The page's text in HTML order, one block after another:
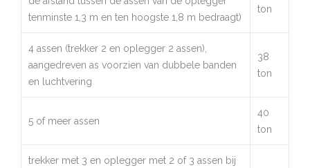
tenminste 1,3 m en ten hoogste 1,8 m bedraagt)
ton
4 assen (trekker 2 en oplegger 2 assen),
aangedreven as voorzien van dubbele banden
en luchtvering
38
ton
5 of meer assen
40
ton
trekker met 3 en oplegger met 2 of 3 assen bij